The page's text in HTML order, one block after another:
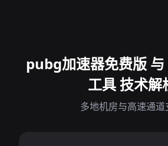
pubg加速器免费版 与
工具 技术解
多地机房与高速通道